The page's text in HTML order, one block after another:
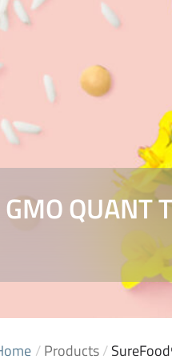
R-Biopharm AG
QUANT
/Products/